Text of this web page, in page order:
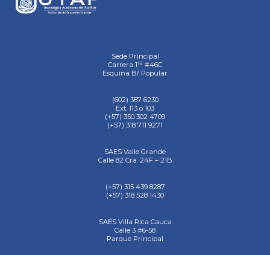
Sede Principal
Carrera 1 ra #46C
Esquina B/ Popular
(602) 387 6230
Ext. 113 o 103
(+57) 350 302 4709
(+57) 318 711 9271
SAES Valle Grande
Calle 82 Cra. 24F – 21B
(+57) 315 439 8287
(+57) 318 528 1430
SAES Villa Rica Cauca
Calle 3 #6-58
Parque Principal